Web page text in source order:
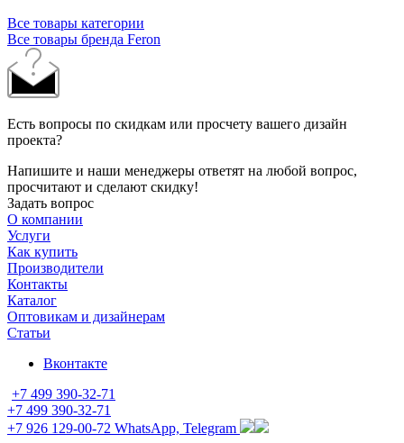
Все товары категории
Все товары бренда Feron
Есть вопросы по скидкам или просчету вашего дизайн
проекта?
Напишите и наши менеджеры ответят на любой вопрос,
просчитают и сделают скидку!
Задать вопрос
О компании
Услуги
Как купить
Производители
Контакты
Каталог
Оптовикам и дизайнерам
Статьи
Вконтакте
+7 499 390-32-71
+7 499 390-32-71
+7 926 129-00-72 WhatsApp, Telegram